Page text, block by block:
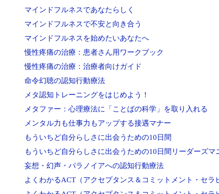
マインドフルネスであなたらしく
マインドフルネスで不安と向き合う
マインドフルネスを始めたいあなたへ
慢性疼痛の治療：患者さん用ワークブック
慢性疼痛の治療：治療者向けガイド
命令幻聴の認知行動療法
メタ認知トレーニングをはじめよう！
メタファー：心理療法に「ことばの科学」を取り入れる
メンタル力も仕事力もアップする接遇マナー
もういちど自分らしさに出会うための10日間
もういちど自分らしさに出会うための10日間リーダーズマ
妄想・幻声・パラノイアへの認知行動療法
よくわかるACT（アクセプタンス＆コミットメント・セラ